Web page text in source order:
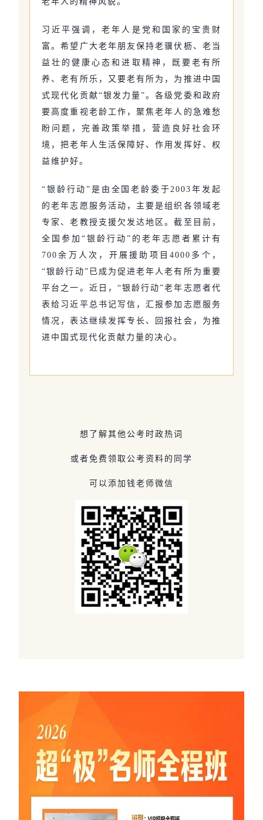
习近平强调，老年人是党和国家的宝贵财
富。希望广大老年朋友保持老骥伏枥、老当
益壮的健康心态和进取精神，既要老有所
养、老有所乐，又要老有所为，为推进中国
式现代化贡献“银发力量”。各级党委和政府
要高度重视老龄工作，聚焦老年人的急难愁
盼问题，完善政策举措，营造良好社会环
境，把老年人生活保障好、作用发挥好、权
益维护好。
“银龄行动”是由全国老龄委于2003年发起
的老年志愿服务活动，主要是组织各领域老
专家、老教授支援欠发达地区。截至目前，
全国参加“银龄行动”的老年志愿者累计有
700余万人次，开展援助项目4000多个，
“银龄行动”已成为促进老年人老有所为重要
平台之一。近日，“银龄行动”老年志愿者代
表给习近平总书记写信，汇报参加志愿服务
情况，表达继续发挥专长、回报社会，为推
进中国式现代化贡献力量的决心。
想了解其他公考时政热词
或者免费领取公考资料的同学
可以添加钱老师微信